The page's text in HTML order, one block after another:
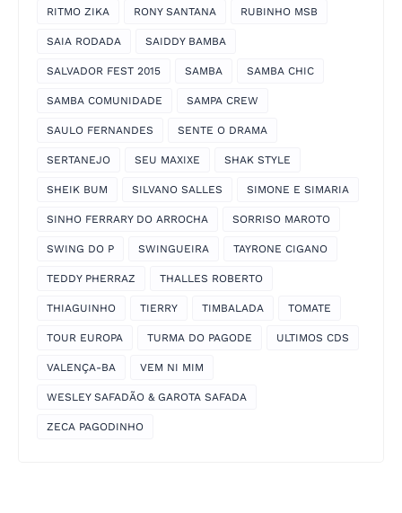
RITMO ZIKA RONY SANTANA RUBINHO MSB
SAIA RODADA SAIDDY BAMBA
SALVADOR FEST 2015 SAMBA SAMBA CHIC
SAMBA COMUNIDADE SAMPA CREW
SAULO FERNANDES SENTE O DRAMA
SERTANEJO SEU MAXIXE SHAK STYLE
SHEIK BUM SILVANO SALLES SIMONE E SIMARIA
SINHO FERRARY DO ARROCHA SORRISO MAROTO
SWING DO P SWINGUEIRA TAYRONE CIGANO
TEDDY PHERRAZ THALLES ROBERTO
THIAGUINHO TIERRY TIMBALADA TOMATE
TOUR EUROPA TURMA DO PAGODE ULTIMOS CDS
VALENÇA-BA VEM NI MIM
WESLEY SAFADÃO & GAROTA SAFADA
ZECA PAGODINHO